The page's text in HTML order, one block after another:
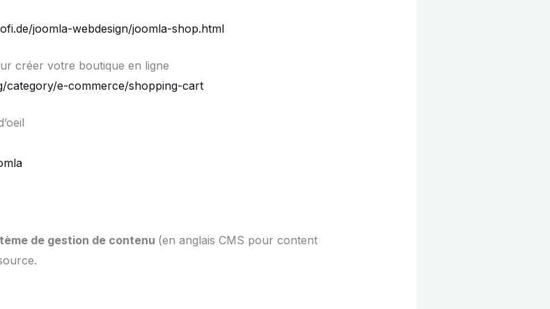
joomla-webdesign/joomla-shop.html
créer votre boutique en ligne
category/e-commerce/shopping-cart
de gestion de contenu (en anglais CMS pour content